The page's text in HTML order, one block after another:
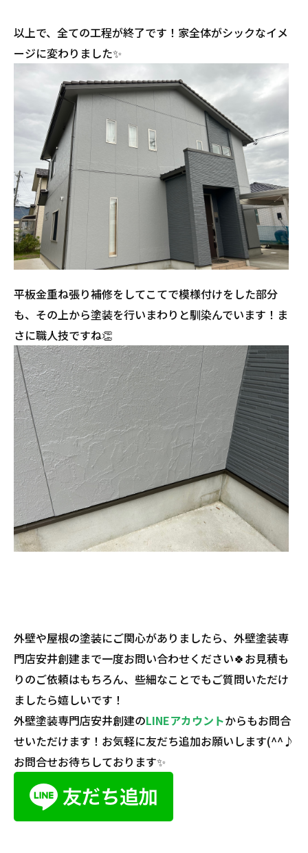
以上で、全ての工程が終了です！家全体がシックなイメ
ージに変わりました✨
平板金重ね張り補修をしてこてで模様付けをした部分
も、その上から塗装を行いまわりと馴染んでいます！ま
さに職人技ですね👏
外壁や屋根の塗装にご関心がありましたら、外壁塗装専
門店安井創建まで一度お問い合わせください🍀お見積も
りのご依頼はもちろん、些細なことでもご質問いただけ
ましたら嬉しいです！
外壁塗装専門店安井創建のLINEアカウントからもお問合
せいただけます！お気軽に友だち追加お願いします(^^♪
お問合せお待ちしております✨